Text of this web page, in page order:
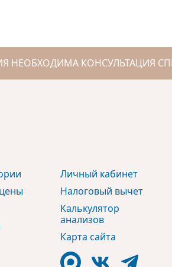
НЕОБХОДИМА КОНСУЛЬТАЦИЯ
Личный кабинет
Налоговый вычет
Калькулятор
анализов
Карта сайта